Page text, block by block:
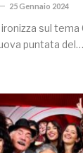
25 Gennaio 2024
sul tema
puntata del…